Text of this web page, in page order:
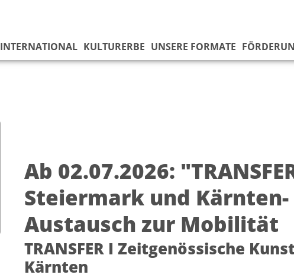
INTERNATIONAL KULTURERBE UNSERE FORMATE
Ab 02.07.2026:
Steiermark und
Austausch zur Mobilität
TRANSFER I Zeitgenössische
Kärnten